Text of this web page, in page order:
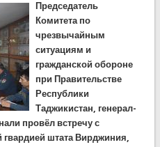
Председатель
Комитета по
чрезвычайным
ситуациям и
гражданской обороне
при Правительстве
Республики
Таджикистан, генерал-
провёл встречу с
штата Вирджиния,